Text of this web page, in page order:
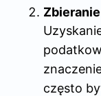
często